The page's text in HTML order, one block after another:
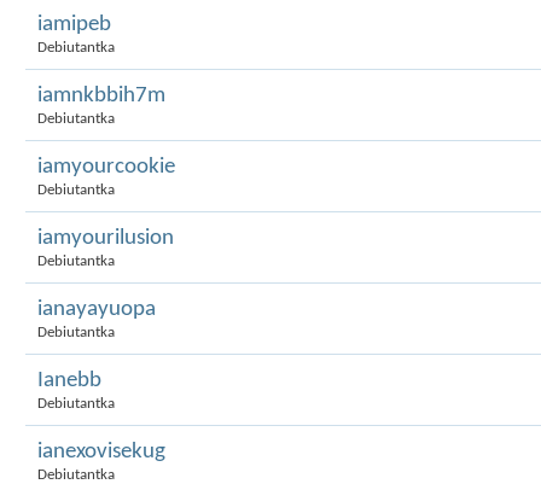
iamipeb
Debiutantka
iamnkbbih7m
Debiutantka
iamyourcookie
Debiutantka
iamyourilusion
Debiutantka
ianayayuopa
Debiutantka
Ianebb
Debiutantka
ianexovisekug
Debiutantka